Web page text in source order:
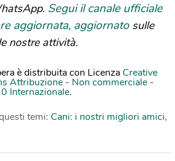
Segui il canale ufficiale
aggiornata, aggiornato sulle
nostre attività.
è distribuita con Licenza Creative
Attribuzione - Non commerciale -
Internazionale.
temi: Cani: i nostri migliori amici,